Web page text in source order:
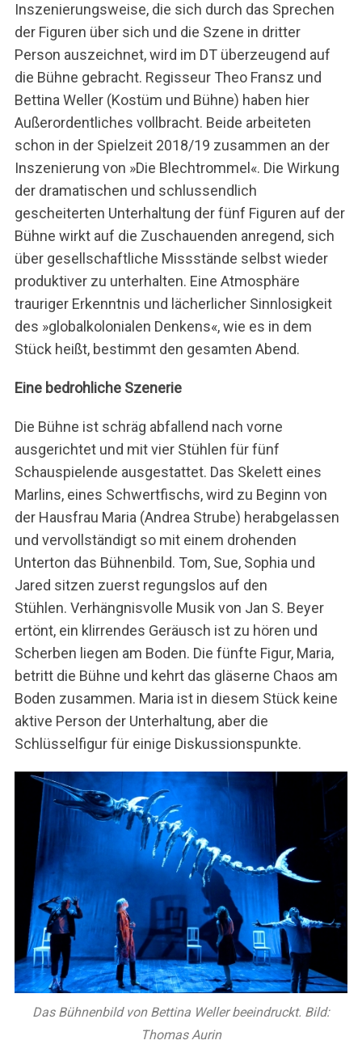
Inszenierungsweise, die sich durch das Sprechen
der Figuren über sich und die Szene in dritter
Person auszeichnet, wird im DT überzeugend auf
die Bühne gebracht. Regisseur Theo Fransz und
Bettina Weller (Kostüm und Bühne) haben hier
Außerordentliches vollbracht. Beide arbeiteten
schon in der Spielzeit 2018/19 zusammen an der
Inszenierung von »Die Blechtrommel«. Die Wirkung
der dramatischen und schlussendlich
gescheiterten Unterhaltung der fünf Figuren auf der
Bühne wirkt auf die Zuschauenden anregend, sich
über gesellschaftliche Missstände selbst wieder
produktiver zu unterhalten. Eine Atmosphäre
trauriger Erkenntnis und lächerlicher Sinnlosigkeit
des »globalkolonialen Denkens«, wie es in dem
Stück heißt, bestimmt den gesamten Abend.
Eine bedrohliche Szenerie
Die Bühne ist schräg abfallend nach vorne
ausgerichtet und mit vier Stühlen für fünf
Schauspielende ausgestattet. Das Skelett eines
Marlins, eines Schwertfischs, wird zu Beginn von
der Hausfrau Maria (Andrea Strube) herabgelassen
und vervollständigt so mit einem drohenden
Unterton das Bühnenbild. Tom, Sue, Sophia und
Jared sitzen zuerst regungslos auf den
Stühlen. Verhängnisvolle Musik von Jan S. Beyer
ertönt, ein klirrendes Geräusch ist zu hören und
Scherben liegen am Boden. Die fünfte Figur, Maria,
betritt die Bühne und kehrt das gläserne Chaos am
Boden zusammen. Maria ist in diesem Stück keine
aktive Person der Unterhaltung, aber die
Schlüsselfigur für einige Diskussionspunkte.
Das Bühnenbild von Bettina Weller beeindruckt. Bild:
Thomas Aurin